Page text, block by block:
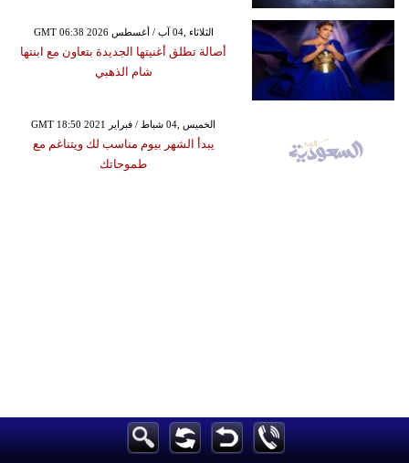
GMT 06:38 2026 الثلاثاء ,04 آب / أغسطس
أصالة تطلق أغنيتها الجديدة بتعاون مع ابنتها
شام الذهبي
GMT 18:50 2021 الخميس ,04 شباط / فبراير
يبدأ الشهر بيوم مناسب لك ويتناغم مع
طموحاتك